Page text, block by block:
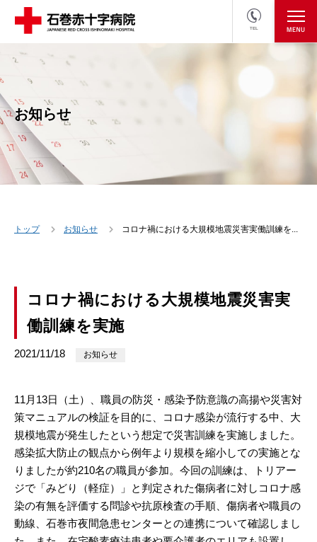
TEL
医療関係者の方
お知らせ
トップ お知らせ コロナ禍における大規模地震災害実働訓練を...
コロナ禍における大規模地震災害実
働訓練を実施
2021/11/18 お知らせ
11月13日（土）、職員の防災・感染予防意識の高揚や災害対
策マニュアルの検証を目的に、コロナ感染が流行する中、大
規模地震が発生したという想定で災害訓練を実施しました。
感染拡大防止の観点から例年より規模を縮小しての実施とな
りましたが約210名の職員が参加。今回の訓練は、トリアー
ジで「みどり（軽症）」と判定された傷病者に対しコロナ感
染の有無を評価する問診や抗原検査の手順、傷病者や職員の
動線、石巻市夜間急患センターとの連携について確認しまし